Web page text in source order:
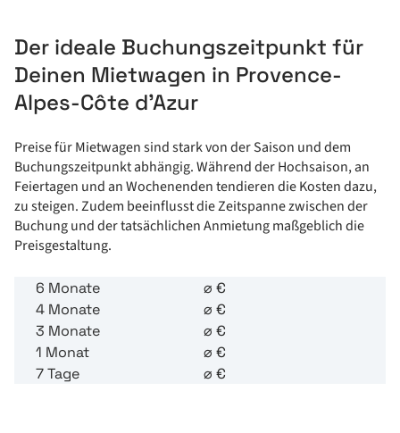
Der ideale Buchungszeitpunkt für
Deinen Mietwagen in Provence-
Alpes-Côte d’Azur
Preise für Mietwagen sind stark von der Saison und dem
Buchungszeitpunkt abhängig. Während der Hochsaison, an
Feiertagen und an Wochenenden tendieren die Kosten dazu,
zu steigen. Zudem beeinflusst die Zeitspanne zwischen der
Buchung und der tatsächlichen Anmietung maßgeblich die
Preisgestaltung.
6 Monate ⌀ €
4 Monate
⌀ €
3 Monate
⌀ €
1 Monat
⌀ €
7 Tage
⌀ €